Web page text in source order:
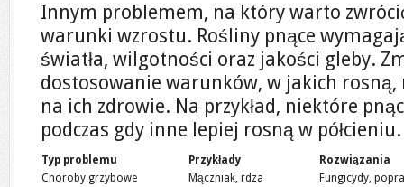
Innym problemem, na który warto
warunki wzrostu. Rośliny pnące
światła, wilgotności oraz jakości gleby.
dostosowanie warunków, w jakich rosną,
na ich zdrowie. Na przykład, niektóre
podczas gdy inne lepiej rosną w półcieniu.
Typ problemu Przykłady
Rozwiązania
Choroby grzybowe
Mączniak, rdza
Fungicydy,